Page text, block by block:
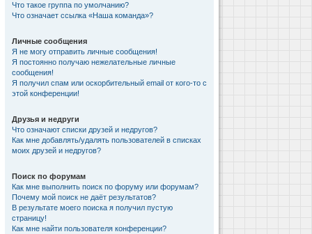
Что такое группа по умолчанию?
Что означает ссылка «Наша команда»?
Личные сообщения
Я не могу отправить личные сообщения!
Я постоянно получаю нежелательные личные
сообщения!
Я получил спам или оскорбительный email от кого-то с
этой конференции!
Друзья и недруги
Что означают списки друзей и недругов?
Как мне добавлять/удалять пользователей в списках
моих друзей и недругов?
Поиск по форумам
Как мне выполнить поиск по форуму или форумам?
Почему мой поиск не даёт результатов?
В результате моего поиска я получил пустую
страницу!
Как мне найти пользователя конференции?